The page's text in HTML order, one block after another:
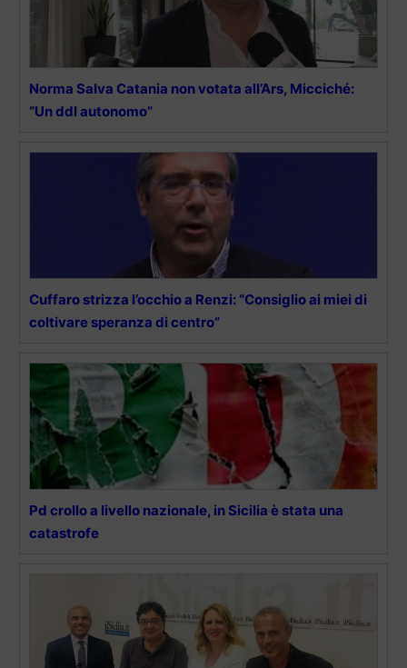
Norma Salva Catania non votata all’Ars, Micciché:
“Un ddl autonomo”
Cuffaro strizza l’occhio a Renzi: “Consiglio ai miei di
coltivare speranza di centro”
Pd crollo a livello nazionale, in Sicilia è stata una
catastrofe